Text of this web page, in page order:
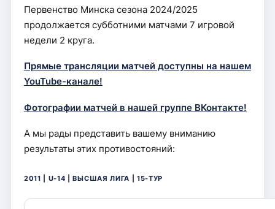
Первенство Минска сезона 2024/2025
продолжается субботними матчами 7 игровой
недели 2 круга.
Прямые трансляции матчей доступны на нашем
YouTube-канале!
Фотографии матчей в нашей группе ВКонтакте!
А мы рады представить вашему вниманию
результаты этих противостояний:
2011 | U-14 | ВЫСШАЯ ЛИГА | 15-ТУР